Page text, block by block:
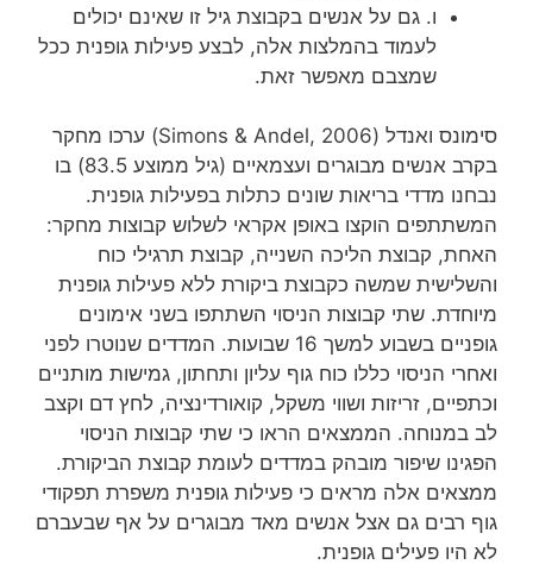
ו. גם על אנשים בקבוצת גיל זו שאינם יכולים
לעמוד בהמלצות אלה, לבצע פעילות גופנית ככל
שמצבם מאפשר זאת.
סימונס ואנדל (Simons & Andel, 2006) ערכו מחקר
בקרב אנשים מבוגרים ועצמאיים (גיל ממוצע 83.5) בו
נבחנו מדדי בריאות שונים כתלות בפעילות גופנית.
המשתתפים הוקצו באופן אקראי לשלוש קבוצות מחקר:
האחת, קבוצת הליכה השנייה, קבוצת תרגילי כוח
והשלישית שמשה כקבוצת ביקורת ללא פעילות גופנית
מיוחדת. שתי קבוצות הניסוי השתתפו בשני אימונים
גופניים בשבוע למשך 16 שבועות. המדדים שנוטרו לפני
ואחרי הניסוי כללו כוח גוף עליון ותחתון, גמישות מותניים
וכתפיים, זריזות ושווי משקל, קואורדינציה, לחץ דם וקצב
לב במנוחה. הממצאים הראו כי שתי קבוצות הניסוי
הפגינו שיפור מובהק במדדים לעומת קבוצת הביקורת.
ממצאים אלה מראים כי פעילות גופנית משפרת תפקודי
גוף רבים גם אצל אנשים מאד מבוגרים על אף שבעברם
לא היו פעילים גופנית.